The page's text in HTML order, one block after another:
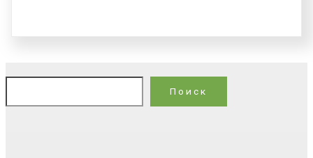
Поиск